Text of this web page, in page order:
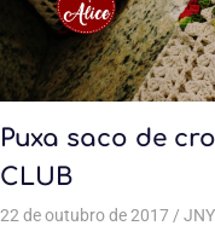
Puxa saco de
CLUB
22 de outubro de 2017